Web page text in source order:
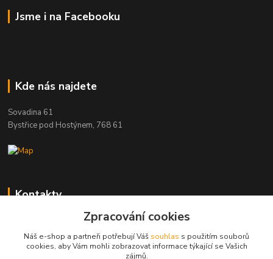
Jsme i na Facebooku
Kde nás najdete
Sovadina 61
Bystřice pod Hostýnem, 768 61
Kontakty
DŘEVOPRODUKT BEDNAŘÍK s.r.o.
+420 739 454 600
(Po-Pá, 7-15 hod.)
Zpracování cookies
Náš e-shop a partneři potřebují Váš souhlas s použitím souborů
cookies, aby Vám mohli zobrazovat informace týkající se Vašich
zájmů.